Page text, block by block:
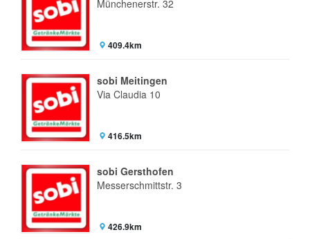
Münchenerstr. 32
409.4km
sobi Meitingen
Via Claudia 10
416.5km
sobi Gersthofen
Messerschmittstr. 3
426.9km